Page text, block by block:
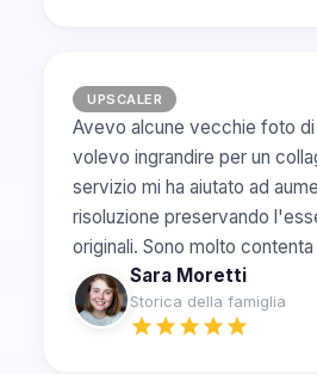
UPSCALER
Avevo alcune vecchie foto
volevo ingrandire per un
servizio mi ha aiutato ad
risoluzione preservando
originali. Sono molto
Sara Moretti
Storica della famiglia